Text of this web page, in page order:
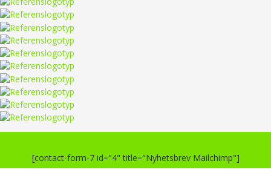
[contact-form-7 id="4" title="Nyhetsbrev Mailchimp"]